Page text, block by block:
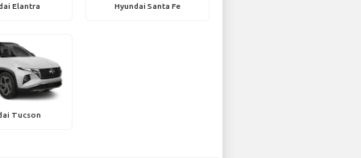
Elantra Hyundai Santa Fe
Tucson